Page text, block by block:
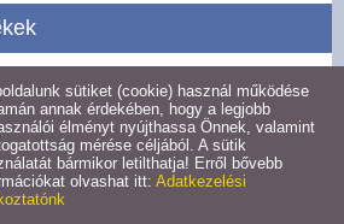
00008
adatok
Részletek
sütiket (cookie) használ működése
annak érdekében, hogy a legjobb
élményt nyújthassa Önnek, valamint
mérése céljából. A sütik
bármikor letilthatja! Erről bővebb
olvashat itt: Adatkezelési